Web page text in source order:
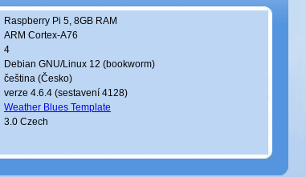
Raspberry Pi 5, 8GB RAM
ARM Cortex-A76
4
Debian GNU/Linux 12 (bookworm)
čeština (Česko)
verze 4.6.4 (sestavení 4128)
Weather Blues Template
3.0 Czech